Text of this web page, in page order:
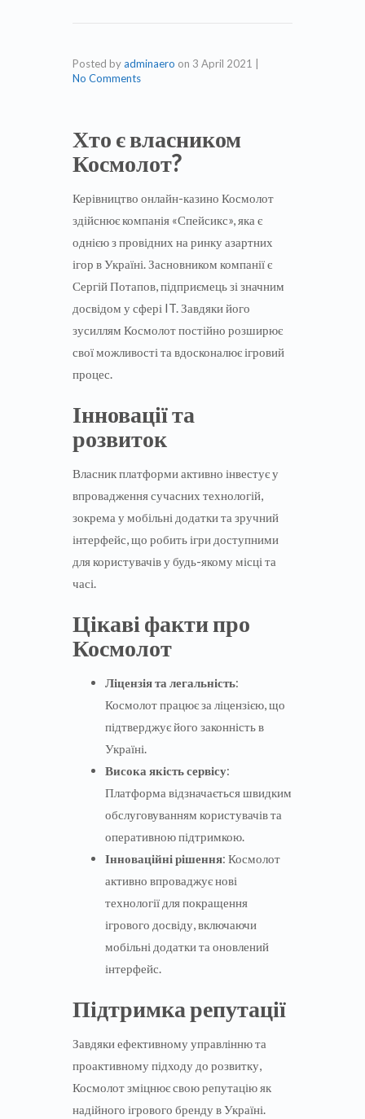
Posted byadminaero on 3 April 2021
No Comments
Хто є власником
Космолот?
Керівництво онлайн-казино Космолот
здійснює компанія «Спейсикс», яка є
однією з провідних на ринку азартних
ігор в Україні. Засновником компанії є
Сергій Потапов, підприємець зі значним
досвідом у сфері IT. Завдяки його
зусиллям Космолот постійно розширює
свої можливості та вдосконалює ігровий
процес.
Інновації та
розвиток
Власник платформи активно інвестує у
впровадження сучасних технологій,
зокрема у мобільні додатки та зручний
інтерфейс, що робить ігри доступними
для користувачів у будь-якому місці та
часі.
Цікаві факти про
Космолот
Ліцензія та легальність:
Космолот працює за ліцензією, що
підтверджує його законність в
Україні.
Висока якість сервісу:
Платформа відзначається швидким
обслуговуванням користувачів та
оперативною підтримкою.
Інноваційні рішення: Космолот
активно впроваджує нові
технології для покращення
ігрового досвіду, включаючи
мобільні додатки та оновлений
інтерфейс.
Підтримка репутації
Завдяки ефективному управлінню та
проактивному підходу до розвитку,
Космолот зміцнює свою репутацію як
надійного ігрового бренду в Україні.